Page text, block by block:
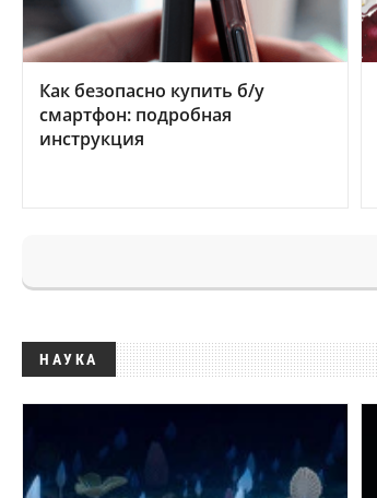
Как безопасно купить б/у
смартфон: подробная
инструкция
НАУКА